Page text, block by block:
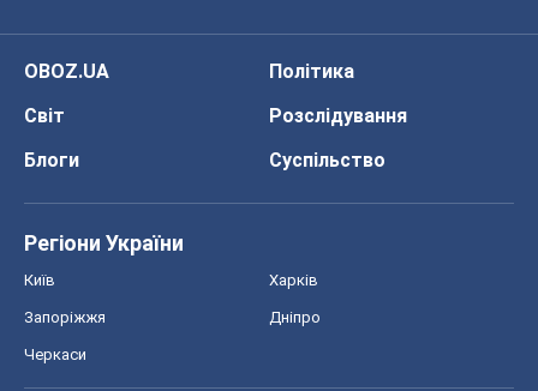
OBOZ.UA
Політика
Світ
Розслідування
Блоги
Суспільство
Регіони України
Київ Харків
Запоріжжя Дніпро
Черкаси